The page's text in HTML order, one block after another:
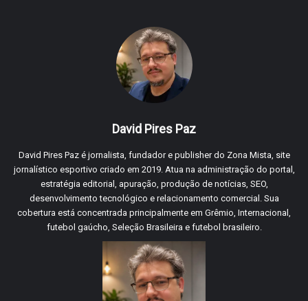
David Pires Paz
David Pires Paz é jornalista, fundador e publisher do Zona Mista, site
jornalístico esportivo criado em 2019. Atua na administração do portal,
estratégia editorial, apuração, produção de notícias, SEO,
desenvolvimento tecnológico e relacionamento comercial. Sua
cobertura está concentrada principalmente em Grêmio, Internacional,
futebol gaúcho, Seleção Brasileira e futebol brasileiro.